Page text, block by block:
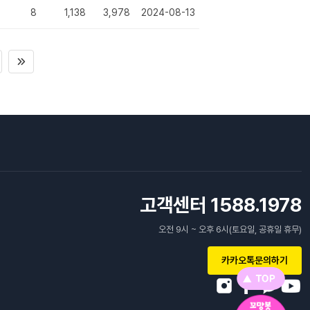
8 1,138 3,978 2024-08-13
고객센터 1588.1978
오전 9시 ~ 오후 6시(토요일, 공휴일 휴무)
카카오톡문의하기